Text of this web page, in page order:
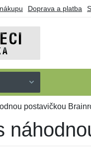
Doprava a platba
postavičkou